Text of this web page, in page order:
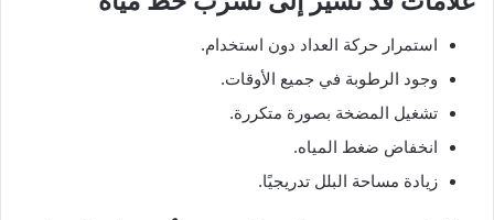
استمرار حركة العداد دون استخدام.
وجود الرطوبة في جميع الأوقات.
تشغيل المضخة بصورة متكررة.
انخفاض ضغط المياه.
زيادة مساحة البلل تدريجيًا.